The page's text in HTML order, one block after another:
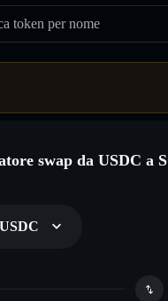
token per nome
swap da USDC a
USDC